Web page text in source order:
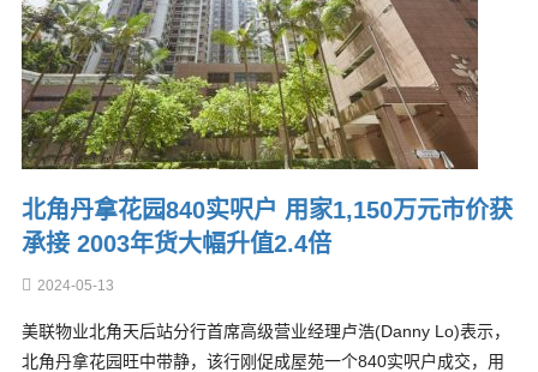
北角丹拿花园840实呎户 用家1,150万元市价获
承接 2003年货大幅升值2.4倍
2024-05-13
美联物业北角天后站分行首席高级营业经理卢浩(Danny Lo)表示，
北角丹拿花园旺中带静，该行刚促成屋苑一个840实呎户成交，用